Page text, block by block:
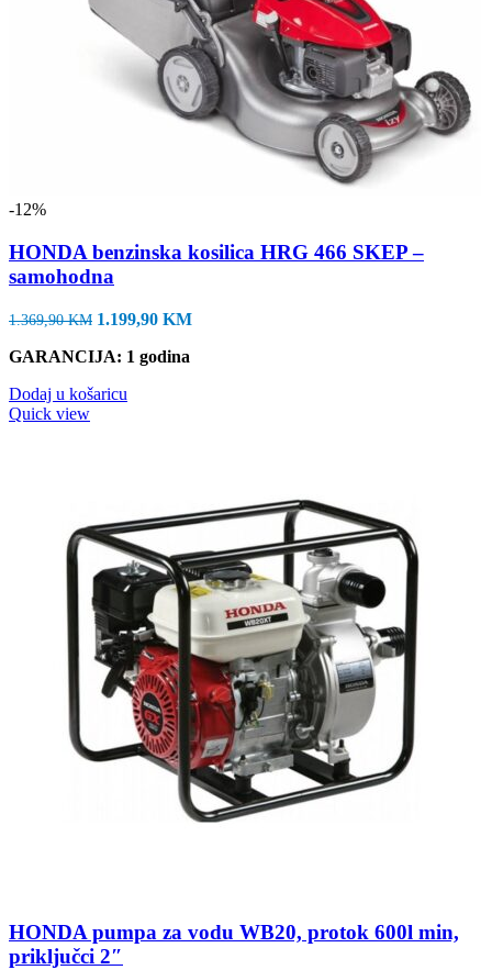
-12%
HONDA benzinska kosilica HRG 466 SKEP –
samohodna
1.369,90KM Izvorna
bila
1.369,90 KM.
1.199,90 KMTrenutna
GARANCIJA: 1 godina
Dodaj u košaricu
Quick view
HONDA pumpa za vodu WB20, protok 600l min,
priključci 2″